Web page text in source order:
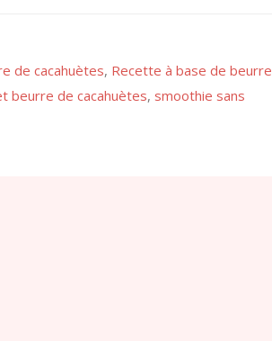
de cacahuètes, Recette à base de beurre
beurre de cacahuètes, smoothie sans